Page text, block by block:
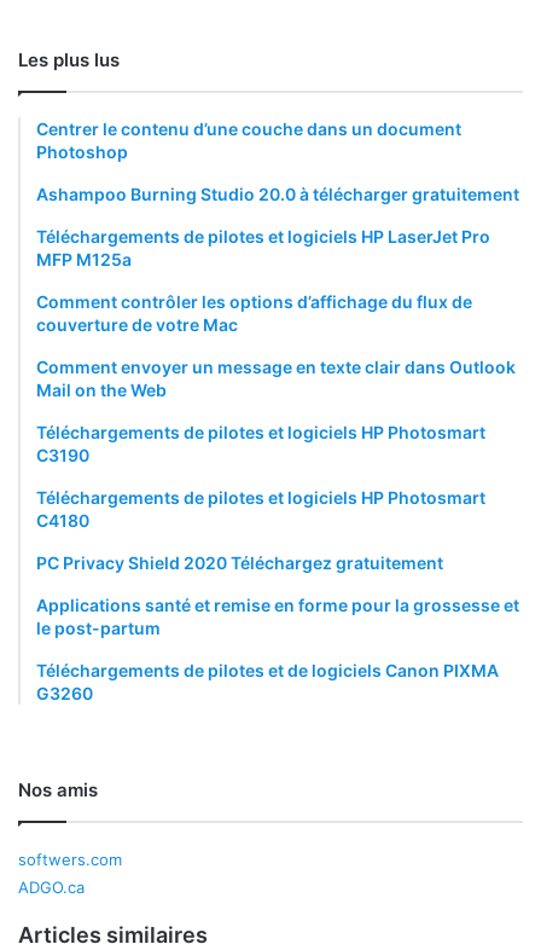
Les plus lus
Centrer le contenu d’une couche dans un document
Photoshop
Ashampoo Burning Studio 20.0 à télécharger gratuitement
Téléchargements de pilotes et logiciels HP LaserJet Pro
MFP M125a
Comment contrôler les options d’affichage du flux de
couverture de votre Mac
Comment envoyer un message en texte clair dans Outlook
Mail on the Web
Téléchargements de pilotes et logiciels HP Photosmart
C3190
Téléchargements de pilotes et logiciels HP Photosmart
C4180
PC Privacy Shield 2020 Téléchargez gratuitement
Applications santé et remise en forme pour la grossesse et
le post-partum
Téléchargements de pilotes et de logiciels Canon PIXMA
G3260
Nos amis
softwers.com
ADGO.ca
Articles similaires